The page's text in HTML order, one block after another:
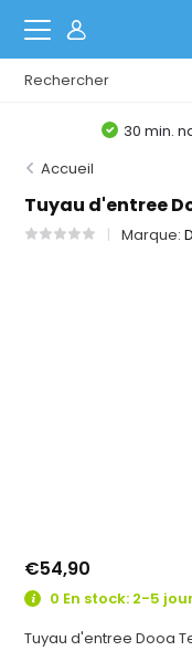
30 min.
Accueil
Tuyau d'entree
Marque:
€54,90
0 En stock: 2-5
Tuyau d'entree Dooa